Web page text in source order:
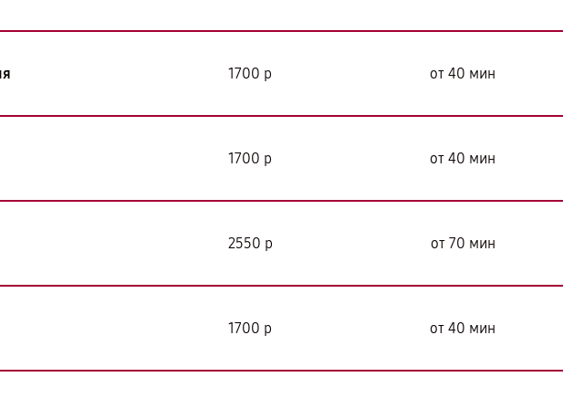
1700 р от 40 мин
1700 р от 40 мин
2550 р от 70 мин
1700 р от 40 мин